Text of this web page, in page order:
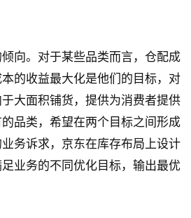
向。对于某些品类而言，仓配成
的收益最大化是他们的目标，对
大面积铺货，提供为消费者提供
品类，希望在两个目标之间形成
务诉求，京东在库存布局上设计
足业务的不同优化目标，输出最优